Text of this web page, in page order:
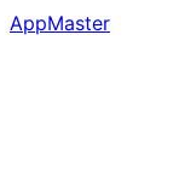
AppMaster